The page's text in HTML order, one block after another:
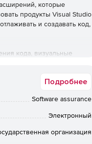
которые
продукты Visual Studio
и создавать код,
кода, визуальные
облачных и веб-
Подробнее
Software assurance
Электронный
организация